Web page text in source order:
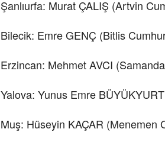
Şanlıurfa: Murat ÇALIŞ (Artvin
Bilecik: Emre GENÇ (Bitlis
Erzincan: Mehmet AVCI
Yalova: Yunus Emre
Muş: Hüseyin KAÇAR (Menemen